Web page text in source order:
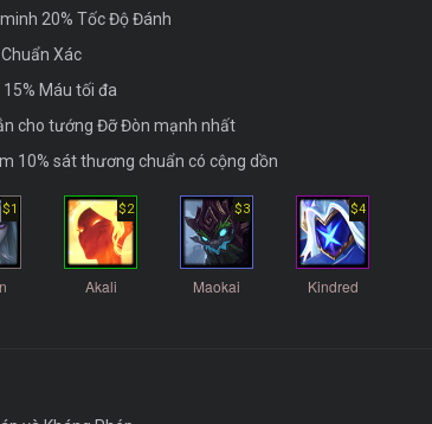
20% Tốc Độ Đánh
Xác
Máu tối đa
cho tướng Đỡ Đòn mạnh nhất
10% sát thương chuẩn có cộng dồn
$1 $2
Akali
$3
Maokai
$4
Kindred